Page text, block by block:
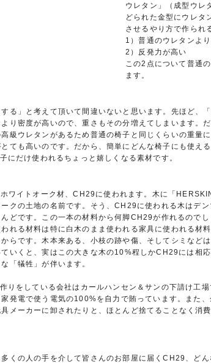
ウレタン」（成型ウレ
どられた金型にウレタ
させるやり方で作られ
1）普通のウレタンよ
2）反発力が高い
この2点について普通
ます。
る」と考えて頂いて間違いないと思います。先ほど、
り密度が高いので、重さもその分増えてしまいます。
級ウレタンがあるため普通の椅子と同じくらいの重量
ても高いのです。だから、簡単にどんな椅子にも使え
にだけ使われるちょっと嬉しくなる素材です。
ワイトオーク材、CH29に使われます。木に「
クの土地の名前です。そう、CH29に使われる木はデ
どです。この一本の材料から何脚CH29が作れるので
れる材料は特に白木のまま使われる家具に使われる材
らです。木本来ある、小枝の跡や傷、そしてシミなど
いくと、実はこの大きな木の10%程しかCH29には相応
「犠牲」が伴います。
りをしている会社はカールハンセン＆サンの下請け工場
発電で使う電気の100%を自力で賄っています。また
メーカーに卸されたりと、ほとんど捨てることなく消
くの人の手を介して皆さんのお部屋に届くCH29、ど